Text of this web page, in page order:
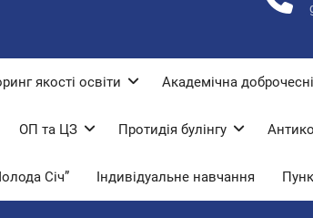
якості освіти Академічна
ОП та ЦЗ Протидiя булiнгу
Січ” Індивідуальне навчання